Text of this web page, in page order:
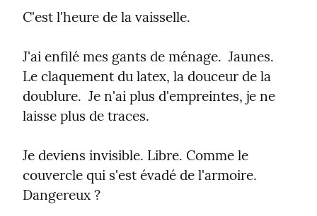
C'est l'heure de la vaisselle.
J'ai enfilé mes gants de ménage.  Jaunes.
Le claquement du latex, la douceur de la
doublure.  Je n'ai plus d'empreintes, je ne
laisse plus de traces.
Je deviens invisible. Libre. Comme le
couvercle qui s'est évadé de l'armoire.
Dangereux ?